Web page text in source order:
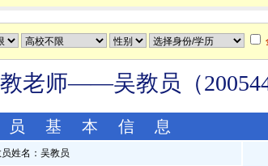
老师——吴教员（
员 基 本 信 息
姓名：吴教员